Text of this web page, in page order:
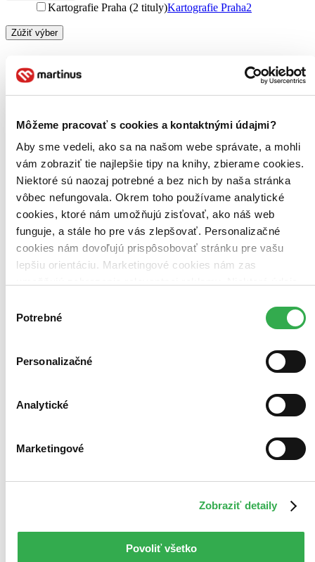
Môžeme pracovať s cookies a kontaktnými údajmi?
Aby sme vedeli, ako sa na našom webe správate, a mohli
vám zobraziť tie najlepšie tipy na knihy, zbierame cookies.
Niektoré sú naozaj potrebné a bez nich by naša stránka
vôbec nefungovala. Okrem toho používame analytické
cookies, ktoré nám umožňujú zisťovať, ako náš web
funguje, a stále ho pre vás zlepšovať. Personalizačné
cookies nám dovoľujú prispôsobovať stránku pre vašu
lepšiu orientáciu. Marketingové cookies nám zas
keby sme mohli používať všetky tieto cookies. Ďakujeme!
súhlasu
Potrebné
Personalizačné
Analytické
Marketingové
Zobraziť detaily
Povoliť všetko
Kartografie Praha (2 tituly)Kartografie Praha2
Zúžiť výber
Zoradiť
Bestsellery
Top hodnotené
Najdrahšie
Najlacnejšie
Najvyššia zľava
Použité filtre
Zrušiť filtre
Pre učiteľovdostupné
obrysová mapa